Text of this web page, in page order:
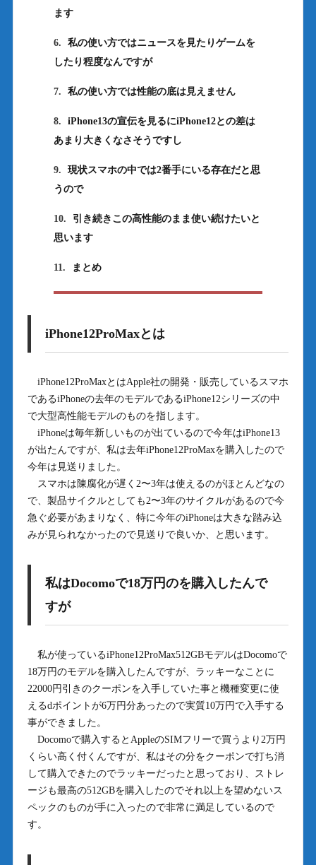
ます
6.
私の使い方ではニュースを見たりゲームを
したり程度なんですが
7. 私の使い方では性能の底は見えません
8.
iPhone13の宣伝を見るにiPhone12との差は
あまり大きくなさそうですし
9.
現状スマホの中では2番手にいる存在だと思
うので
10.
引き続きこの高性能のまま使い続けたいと
思います
11. まとめ
iPhone12ProMaxとは
iPhone12ProMaxとはApple社の開発・販売しているスマホ
であるiPhoneの去年のモデルであるiPhone12シリーズの中
で大型高性能モデルのものを指します。
iPhoneは毎年新しいものが出ているので今年はiPhone13
が出たんですが、私は去年iPhone12ProMaxを購入したので
今年は見送りました。
スマホは陳腐化が遅く2〜3年は使えるのがほとんどなの
で、製品サイクルとしても2〜3年のサイクルがあるので今
急ぐ必要があまりなく、特に今年のiPhoneは大きな踏み込
みが見られなかったので見送りで良いか、と思います。
私はDocomoで18万円のを購入したんで
すが
私が使っているiPhone12ProMax512GBモデルはDocomoで
18万円のモデルを購入したんですが、ラッキーなことに
22000円引きのクーポンを入手していた事と機種変更に使
えるdポイントが6万円分あったので実質10万円で入手する
事ができました。
Docomoで購入するとAppleのSIMフリーで買うより2万円
くらい高く付くんですが、私はその分をクーポンで打ち消
して購入できたのでラッキーだったと思っており、ストレ
ージも最高の512GBを購入したのでそれ以上を望めないス
ペックのものが手に入ったので非常に満足しているので
す。